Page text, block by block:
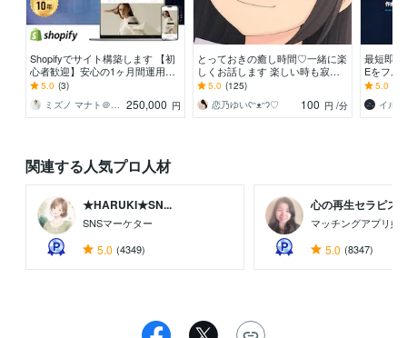
Shopifyでサイト構築します 【初
心者歓迎】安心の1ヶ月間運用サ
ポート付き
5.0 (3)
250,000 円
とっておきの癒し時間♡一緒に楽
しくお話します 楽しい時も寂し
い時も、どんな時もあなたのこと
を受けとめます⚘
5.0 (125)
恋乃ゆいʕᵔᴥᵔʔ♡
100 円 /分
最短即
Eをフル
年の実
理想を
5.0
関連する人気プロ人材
★HARUKI★SN...
SNSマーケター
5.0 (4349)
心の再生セラピス
マッチングアプリ婚
5.0 (8347)